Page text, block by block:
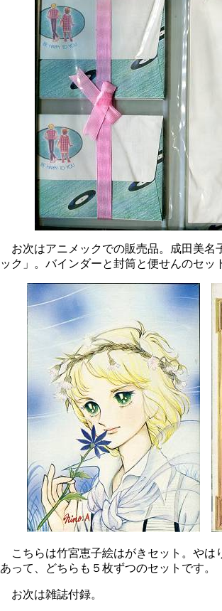
お次はアニメックでの販売品。成田美
ック」。バインダーと封筒と便せんのセッ
こちらは竹宮恵子絵はがきセット。やは
あって、どちらも５枚ずつのセットです。
お次は雑誌付録。